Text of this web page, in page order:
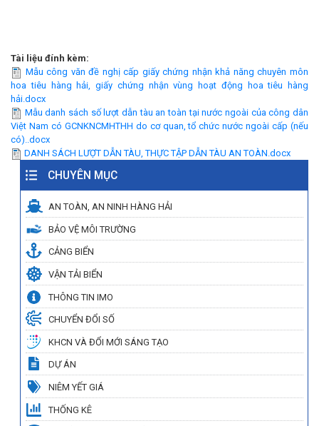
Tài liệu đính kèm:
Mẫu công văn đề nghị cấp giấy chứng nhận khả năng chuyên môn
hoa tiêu hàng hải, giấy chứng nhận vùng hoạt động hoa tiêu hàng
hải.docx
Mẫu danh sách số lượt dẫn tàu an toàn tại nước ngoài của công dân
Việt Nam có GCNKNCMHTHH do cơ quan, tổ chức nước ngoài cấp (nếu
có)..docx
DANH SÁCH LƯỢT DẪN TÀU, THỰC TẬP DẪN TÀU AN TOÀN.docx
CHUYÊN MỤC
AN TOÀN, AN NINH HÀNG HẢI
BẢO VỆ MÔI TRƯỜNG
CẢNG BIỂN
VẬN TẢI BIỂN
THÔNG TIN IMO
CHUYỂN ĐỔI SỐ
KHCN VÀ ĐỔI MỚI SÁNG TẠO
DỰ ÁN
NIÊM YẾT GIÁ
THỐNG KÊ